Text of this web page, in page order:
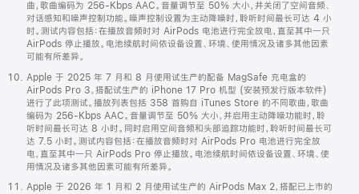
曲，歌曲编码为 256-Kbps AAC。音量调节至 50% 大小，并关闭了空间音频、
对话感知和噪声控制功能。噪声控制设置为主动降噪时，聆听时间最长可达 4 小
时。测试内容包括：在播放音频时对 AirPods 电池进行完全放电，直至其中一只
AirPods 停止播放。电池续航时间依设备设置、环境、使用情况及诸多其他因素
可能有所差异。
Apple 于 2025 年 7 月和 8 月使用试生产的配备 MagSafe 充电盒的
AirPods Pro 3，搭配试生产的 iPhone 17 Pro 机型 (安装预发行版本软件)
进行了此项测试。播放列表包括 358 首购自 iTunes Store 的不同歌曲，歌曲
编码为 256-Kbps AAC。音量调节至 50% 大小，并启用主动降噪功能时，聆
听时间最长可达 8 小时。同时启用空间音频和头部追踪功能时，聆听时间最长可
达 7.5 小时。测试内容包括：在播放音频时对 AirPods Pro 电池进行完全放
电，直至其中一只 AirPods Pro 停止播放。电池续航时间依设备设置、环境、使
用情况及诸多其他因素可能有所差异。
Apple 于 2026 年 1 月和 2 月使用试生产的 AirPods Max 2，搭配已上市的